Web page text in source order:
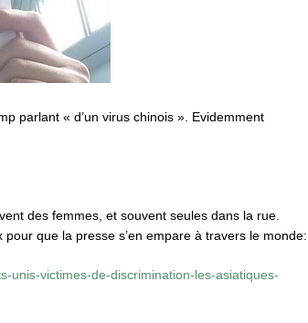
parlant « d’un virus chinois ». Evidemment
des femmes, et souvent seules dans la rue.
que la presse s’en empare à travers le monde:
unis-victimes-de-discrimination-les-asiatiques-